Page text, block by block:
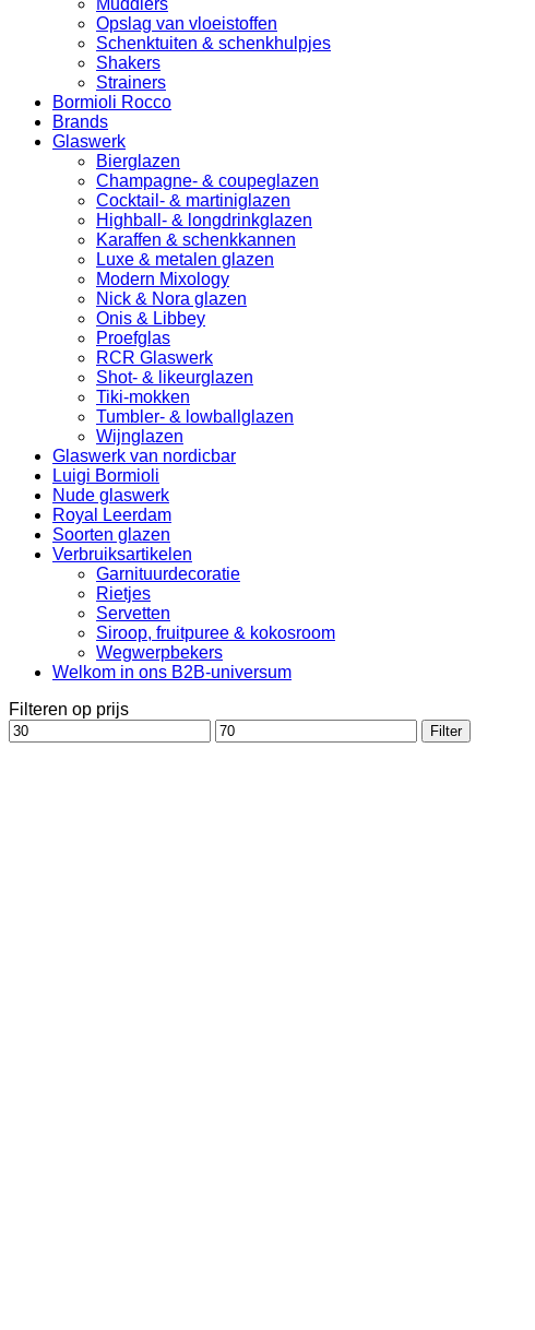
Muddlers
Opslag van vloeistoffen
Schenktuiten & schenkhulpjes
Shakers
Strainers
Bormioli Rocco
Brands
Glaswerk
Bierglazen
Champagne- & coupeglazen
Cocktail- & martiniglazen
Highball- & longdrinkglazen
Karaffen & schenkkannen
Luxe & metalen glazen
Modern Mixology
Nick & Nora glazen
Onis & Libbey
Proefglas
RCR Glaswerk
Shot- & likeurglazen
Tiki-mokken
Tumbler- & lowballglazen
Wijnglazen
Glaswerk van nordicbar
Luigi Bormioli
Nude glaswerk
Royal Leerdam
Soorten glazen
Verbruiksartikelen
Garnituurdecoratie
Rietjes
Servetten
Siroop, fruitpuree & kokosroom
Wegwerpbekers
Welkom in ons B2B-universum
Filteren op prijs
Min.
prijs
Max.
prijs
Filter